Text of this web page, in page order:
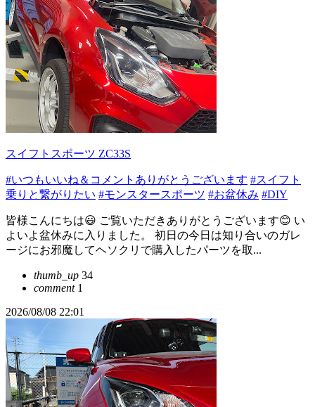
スイフトスポーツ ZC33S
#いつもいいね＆コメントありがとうございます #スイフト
乗りと繋がりたい #モンスタースポーツ #お盆休み #DIY
皆様こんにちは😃 ご覧いただきありがとうございます😊 い
よいよ盆休みに入りました。 初日の今日は知り合いのガレ
ージにお邪魔してヘソクリで購入したパーツを取...
thumb_up 34
comment1
2026/08/08 22:01